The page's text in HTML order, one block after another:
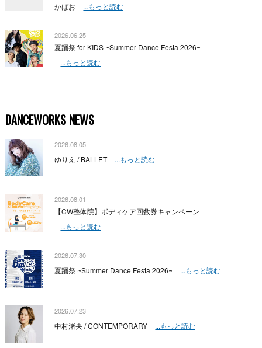
かばお
...もっと読む
2026.06.25
夏踊祭 for KIDS ~Summer Dance Festa 2026~
...もっと読む
DANCEWORKS NEWS
2026.08.05
ゆりえ / BALLET ...もっと読む
2026.08.01
【CW整体院】ボディケア回数券キャンペーン
...もっと読む
2026.07.30
夏踊祭 ~Summer Dance Festa 2026~ ...もっと読む
2026.07.23
中村渚央 / CONTEMPORARY ...もっと読む